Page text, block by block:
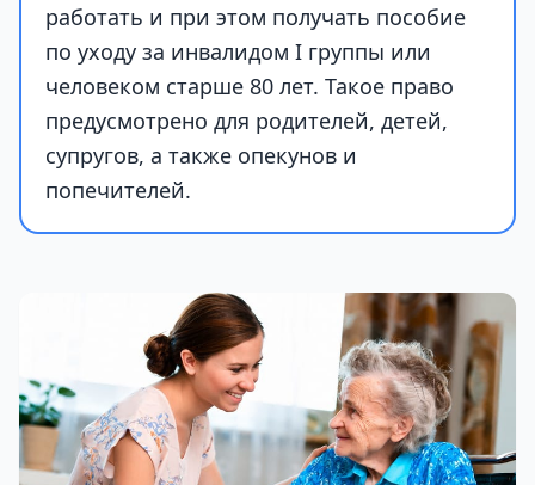
работать и при этом получать пособие
по уходу за инвалидом I группы или
человеком старше 80 лет. Такое право
предусмотрено для родителей, детей,
супругов, а также опекунов и
попечителей.